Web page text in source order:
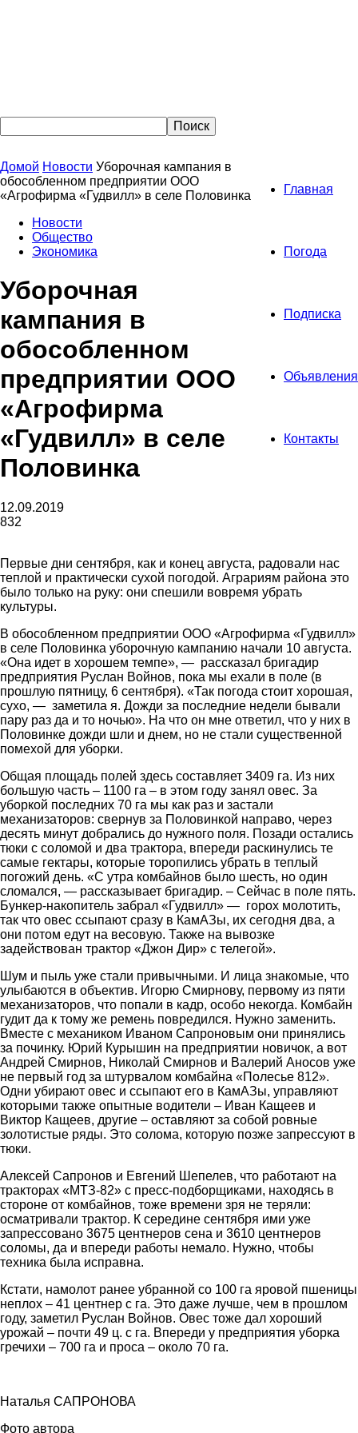
Главная
Погода
Подписка
Объявления
Контакты
Домой Новости Уборочная кампания в
обособленном предприятии ООО
«Агрофирма «Гудвилл» в селе Половинка
Новости
Общество
Экономика
Уборочная
кампания в
обособленном
предприятии ООО
«Агрофирма
«Гудвилл» в селе
Половинка
12.09.2019
832
Первые дни сентября, как и конец августа, радовали нас
теплой и практически сухой погодой. Аграриям района это
было только на руку: они спешили вовремя убрать
культуры.
В обособленном предприятии ООО «Агрофирма «Гудвилл»
в селе Половинка уборочную кампанию начали 10 августа.
«Она идет в хорошем темпе», — рассказал бригадир
предприятия Руслан Войнов, пока мы ехали в поле (в
прошлую пятницу, 6 сентября). «Так погода стоит хорошая,
сухо, — заметила я. Дожди за последние недели бывали
пару раз да и то ночью». На что он мне ответил, что у них в
Половинке дожди шли и днем, но не стали существенной
помехой для уборки.
Общая площадь полей здесь составляет 3409 га. Из них
большую часть – 1100 га – в этом году занял овес. За
уборкой последних 70 га мы как раз и застали
механизаторов: свернув за Половинкой направо, через
десять минут добрались до нужного поля. Позади остались
тюки с соломой и два трактора, впереди раскинулись те
самые гектары, которые торопились убрать в теплый
погожий день. «С утра комбайнов было шесть, но один
сломался, — рассказывает бригадир. – Сейчас в поле пять.
Бункер-накопитель забрал «Гудвилл» — горох молотить,
так что овес ссыпают сразу в КамАЗы, их сегодня два, а
они потом едут на весовую. Также на вывозке
задействован трактор «Джон Дир» с телегой».
Шум и пыль уже стали привычными. И лица знакомые, что
улыбаются в объектив. Игорю Смирнову, первому из пяти
механизаторов, что попали в кадр, особо некогда. Комбайн
гудит да к тому же ремень повредился. Нужно заменить.
Вместе с механиком Иваном Сапроновым они принялись
за починку. Юрий Курышин на предприятии новичок, а вот
Андрей Смирнов, Николай Смирнов и Валерий Аносов уже
не первый год за штурвалом комбайна «Полесье 812».
Одни убирают овес и ссыпают его в КамАЗы, управляют
которыми также опытные водители – Иван Кащеев и
Виктор Кащеев, другие – оставляют за собой ровные
золотистые ряды. Это солома, которую позже запрессуют в
тюки.
Алексей Сапронов и Евгений Шепелев, что работают на
тракторах «МТЗ-82» с пресс-подборщиками, находясь в
стороне от комбайнов, тоже времени зря не теряли:
осматривали трактор. К середине сентября ими уже
запрессовано 3675 центнеров сена и 3610 центнеров
соломы, да и впереди работы немало. Нужно, чтобы
техника была исправна.
Кстати, намолот ранее убранной со 100 га яровой пшеницы
неплох – 41 центнер с га. Это даже лучше, чем в прошлом
году, заметил Руслан Войнов. Овес тоже дал хороший
урожай – почти 49 ц. с га. Впереди у предприятия уборка
гречихи – 700 га и проса – около 70 га.
Наталья САПРОНОВА
Фото автора